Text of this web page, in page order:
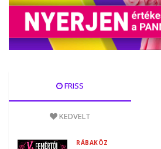
FRISS
KEDVELT
RÁBAKÖZ